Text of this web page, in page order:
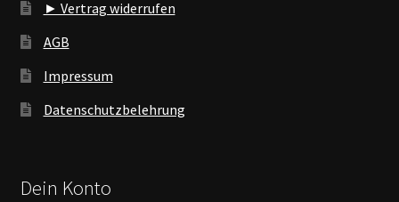
► Vertrag widerrufen
AGB
Impressum
Datenschutzbelehrung
Dein Konto